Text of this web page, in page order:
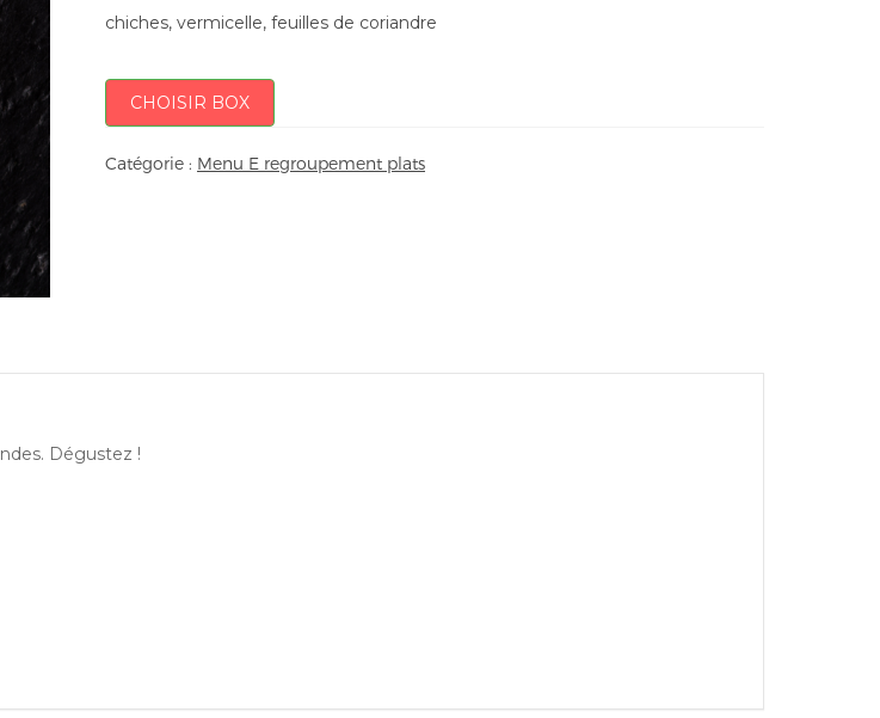
chiches, vermicelle, feuilles de coriandre
CHOISIR BOX
Catégorie : Menu E regroupement plats
Dégustez !